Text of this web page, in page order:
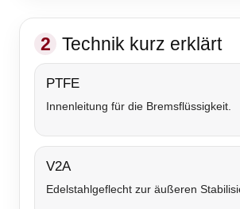
2 Technik kurz erklärt
PTFE
Innenleitung für die Bremsflüssigkeit.
V2A
Edelstahlgeflecht zur äußeren